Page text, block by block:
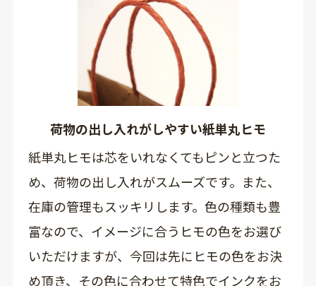
荷物の出し入れがしやすい紙単丸ヒモ
紙単丸ヒモは芯をいれなくてもピンと立つた
め、荷物の出し入れがスムーズです。また、
在庫の管理もスッキリします。色の種類も豊
富なので、イメージに合うヒモの色をお選び
いただけますが、今回は先にヒモの色をお決
め頂き、その色に合わせて特色でインクをお